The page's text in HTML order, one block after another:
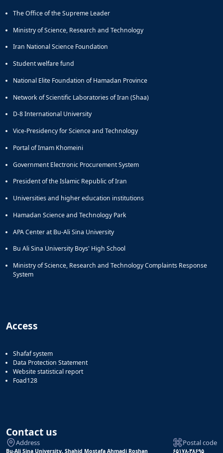
The Office of the Supreme Leader
Ministry of Science, Research and Technology
Iran National Science Foundation
Student welfare fund
National Elite Foundation of Hamadan Province
Network of Scientific Laboratories of Iran (Shaa)
D-8 International University
Vice-Presidency for Science and Technology
Portal of Imam Khomeini
Government Electronic Procurement System
President of the Islamic Republic of Iran
Universities and higher education institutions
Hamadan Science and Technology Park
APA Center at Bu-Ali Sina University
Bu Ali Sina University Boys' High School
Ministry of Science, Research and Technology Complaints Response
System
Access
Shafaf system
Data Protection Statement
Website statistical report
Foad128
Contact us
Address
Bu-Ali Sina University, Shahid Mostafa Ahmadi Roshan
Postal code
۶۵۱۷۸-۳۸۶۹۵